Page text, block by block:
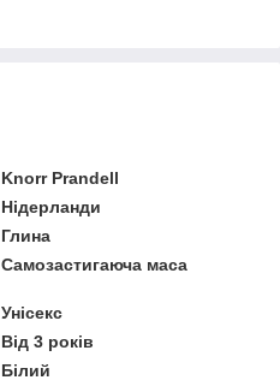
Knorr Prandell
Нідерланди
Глина
Самозастигаюча маса
Унісекс
Від 3 років
Білий